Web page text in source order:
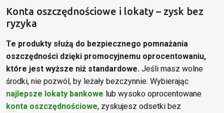
Konta oszczędnościowe i lokaty – zysk bez
ryzyka
Te produkty służą do bezpiecznego pomnażania
oszczędności dzięki promocyjnemu oprocentowaniu,
które jest wyższe niż standardowe. Jeśli masz wolne
środki, nie pozwól, by leżały bezczynnie. Wybierając
najlepsze lokaty bankowe lub wysoko oprocentowane
konta oszczędnościowe, zyskujesz odsetki bez